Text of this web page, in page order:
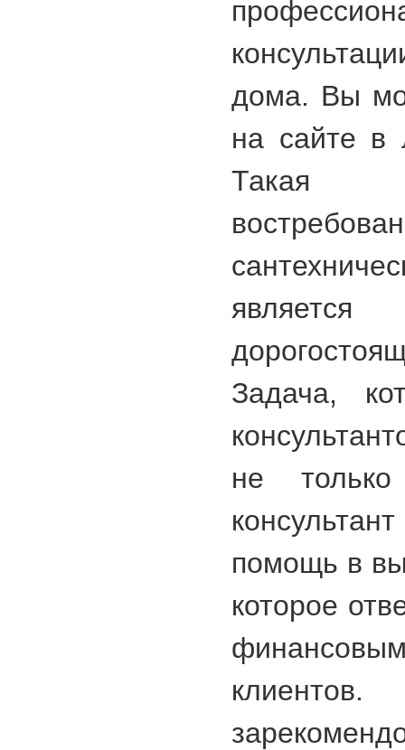
дома. Вы
на сайте в
Такая
Задача,
не
помощь в
которое